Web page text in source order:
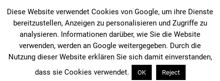
Inhalt
springen
Diese Website verwendet Cookies von Google, um ihre Dienste
bereitzustellen, Anzeigen zu personalisieren und Zugriffe zu
analysieren. Informationen darüber, wie Sie die Website
verwenden, werden an Google weitergegeben. Durch die
Nutzung dieser Website erklären Sie sich damit einverstanden,
dass sie Cookies verwendet.
OK Reject